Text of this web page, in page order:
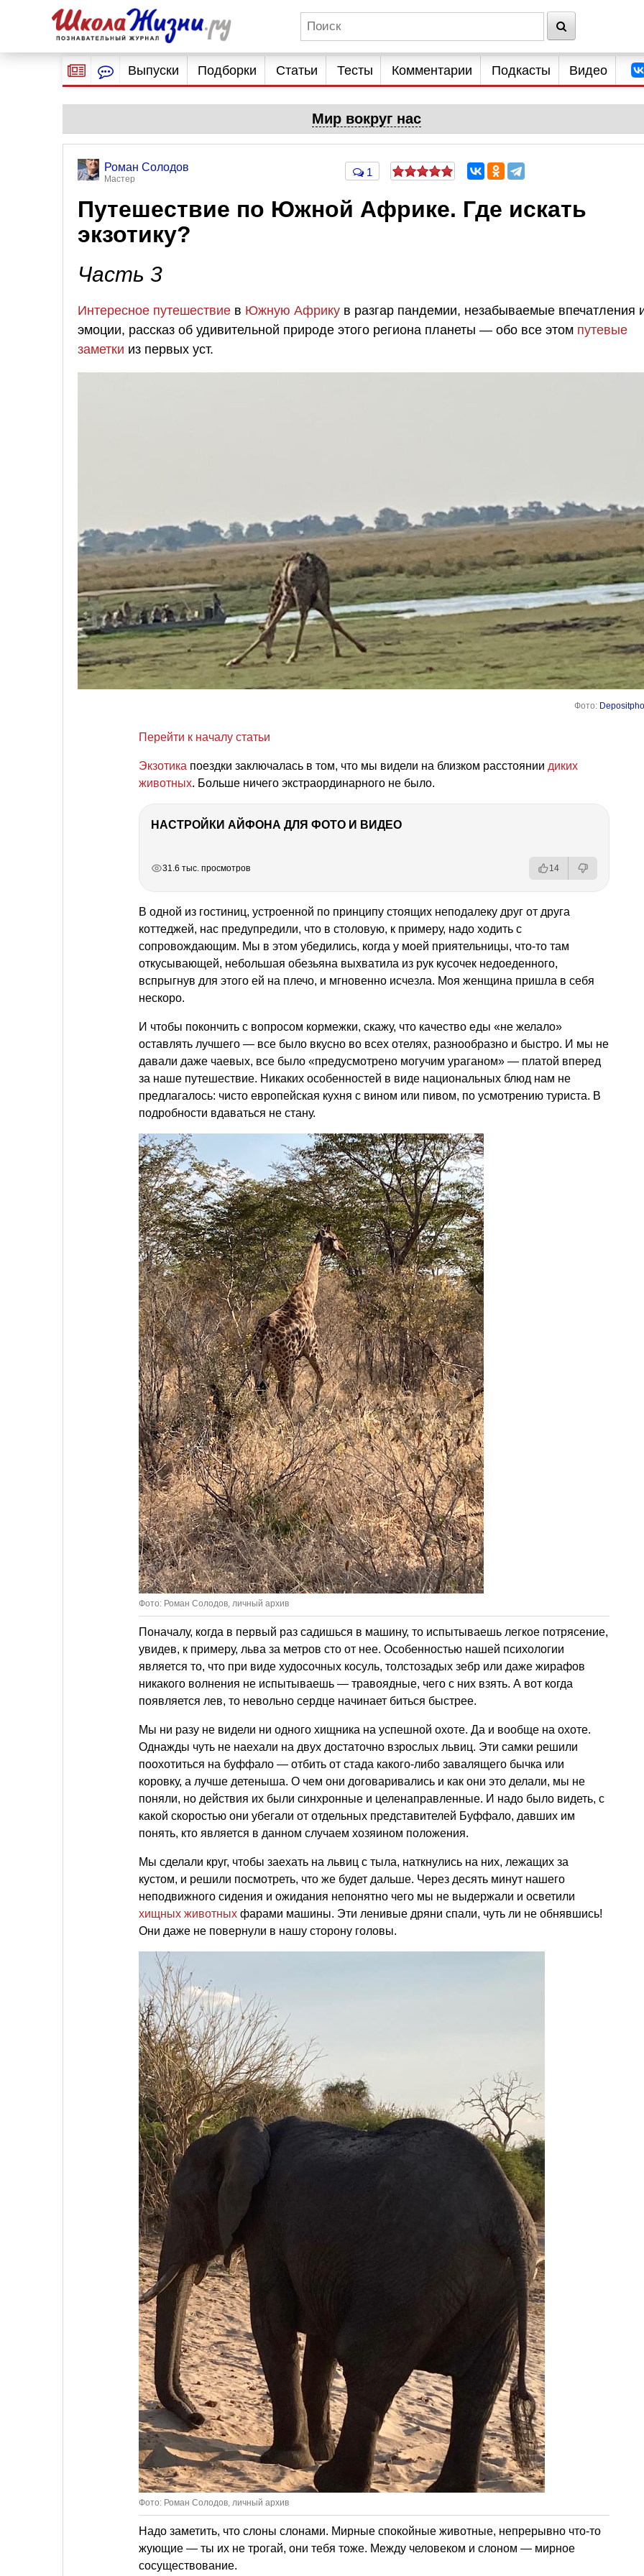
Выпуски Подборки Статьи Тесты Комментарии Подкасты Видео
Мир вокруг нас
Роман Солодов
Мастер
1
Путешествие по Южной Африке. Где искать
экзотику?
Часть 3
Интересное путешествие в Южную Африку в разгар пандемии, незабываемые впечатления
эмоции, рассказ об удивительной природе этого региона планеты — обо все этом путевые
заметки из первых уст.
Фото:
Перейти к началу статьи
Экзотика поездки заключалась в том, что мы видели на близком расстоянии диких
животных. Больше ничего экстраординарного не было.
НАСТРОЙКИ АЙФОНА ДЛЯ ФОТО И ВИДЕО
31.6 тыс. просмотров 14
В одной из гостиниц, устроенной по принципу стоящих неподалеку друг от друга
коттеджей, нас предупредили, что в столовую, к примеру, надо ходить с
сопровождающим. Мы в этом убедились, когда у моей приятельницы, что-то там
откусывающей, небольшая обезьяна выхватила из рук кусочек недоеденного,
вспрыгнув для этого ей на плечо, и мгновенно исчезла. Моя женщина пришла в себя
нескоро.
И чтобы покончить с вопросом кормежки, скажу, что качество еды «не желало»
оставлять лучшего — все было вкусно во всех отелях, разнообразно и быстро. И мы не
давали даже чаевых, все было «предусмотрено могучим ураганом» — платой вперед
за наше путешествие. Никаких особенностей в виде национальных блюд нам не
предлагалось: чисто европейская кухня с вином или пивом, по усмотрению туриста. В
подробности вдаваться не стану.
Фото: Роман Солодов, личный архив
Поначалу, когда в первый раз садишься в машину, то испытываешь легкое потрясение,
увидев, к примеру, льва за метров сто от нее. Особенностью нашей психологии
является то, что при виде худосочных косуль, толстозадых зебр или даже жирафов
никакого волнения не испытываешь — травоядные, чего с них взять. А вот когда
появляется лев, то невольно сердце начинает биться быстрее.
Мы ни разу не видели ни одного хищника на успешной охоте. Да и вообще на охоте.
Однажды чуть не наехали на двух достаточно взрослых львиц. Эти самки решили
поохотиться на буффало — отбить от стада какого-либо завалящего бычка или
коровку, а лучше детеныша. О чем они договаривались и как они это делали, мы не
поняли, но действия их были синхронные и целенаправленные. И надо было видеть, с
какой скоростью они убегали от отдельных представителей Буффало, давших им
понять, кто является в данном случаем хозяином положения.
Мы сделали круг, чтобы заехать на львиц с тыла, наткнулись на них, лежащих за
кустом, и решили посмотреть, что же будет дальше. Через десять минут нашего
неподвижного сидения и ожидания непонятно чего мы не выдержали и осветили
хищных животных фарами машины. Эти ленивые дряни спали, чуть ли не обнявшись!
Они даже не повернули в нашу сторону головы.
Фото: Роман Солодов, личный архив
Надо заметить, что слоны слонами. Мирные спокойные животные, непрерывно что-то
жующие — ты их не трогай, они тебя тоже. Между человеком и слоном — мирное
сосуществование.